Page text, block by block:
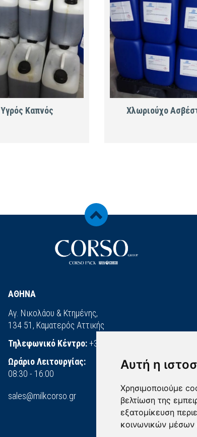
Αυτή η
Χρησιμοποιούμε
βελτίωση της
εξατομίκευση
κοινωνικών μέσων
Υγρός Καπνός Χλωριούχο
ΑΘΗΝΑ
Αγ. Νικολάου & Κτημένης,
134 51, Καματερός Αττικής
Τηλεφωνικό Κέντρο:+302114110403
Ωράριο Λειτουργίας:
08:30 - 16:00
sales@milkcorso.gr